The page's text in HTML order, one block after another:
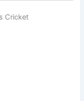
Cricket